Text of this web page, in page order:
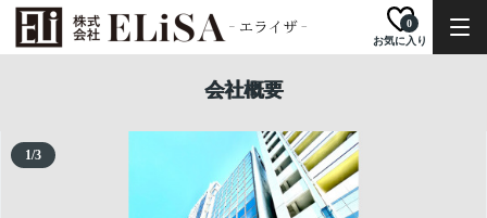
お気に入り
0
会社概要
1/3